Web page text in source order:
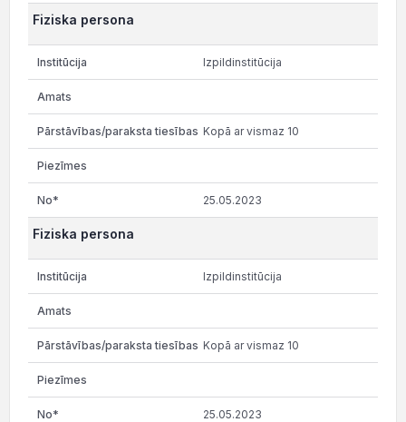
Fiziska persona
Izpildinstitūcija
Kopā ar vismaz 10
25.05.2023
Fiziska persona
Izpildinstitūcija
Kopā ar vismaz 10
25.05.2023